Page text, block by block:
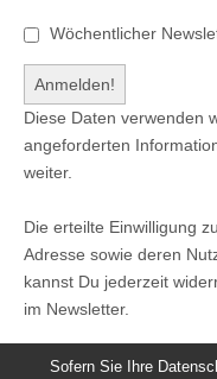
Wöchentlicher
Diese Daten verwenden
angeforderten
weiter.
Die erteilte Einwilligung
Adresse sowie deren
kannst Du jederzeit
im Newsletter.
Sofern Sie Ihre